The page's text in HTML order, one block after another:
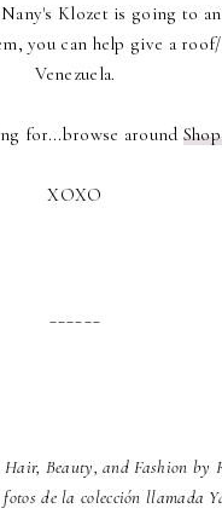
Klozet is going to
you can help give a
Venezuela.
for...browse around
XOXO
Beauty, and Fashion by
de la colección llamada